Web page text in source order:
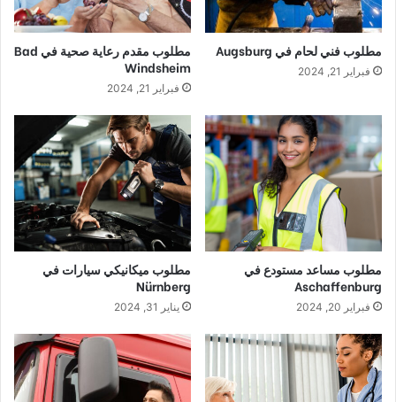
مطلوب فني لحام في Augsburg
فبراير 21, 2024
مطلوب مقدم رعاية صحية في Bad
Windsheim
فبراير 21, 2024
مطلوب مساعد مستودع في
Aschaffenburg
فبراير 20, 2024
مطلوب ميكانيكي سيارات في
Nürnberg
يناير 31, 2024